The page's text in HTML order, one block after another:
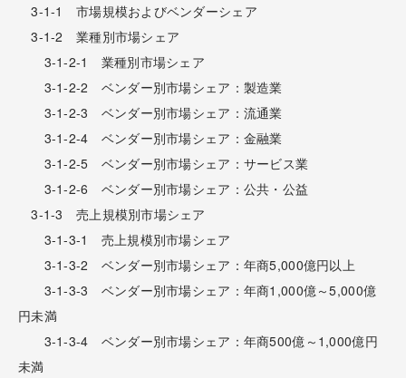
3-1-1 市場規模およびベンダーシェア
3-1-2 業種別市場シェア
3-1-2-1 業種別市場シェア
3-1-2-2 ベンダー別市場シェア：製造業
3-1-2-3 ベンダー別市場シェア：流通業
3-1-2-4 ベンダー別市場シェア：金融業
3-1-2-5 ベンダー別市場シェア：サービス業
3-1-2-6 ベンダー別市場シェア：公共・公益
3-1-3 売上規模別市場シェア
3-1-3-1 売上規模別市場シェア
3-1-3-2 ベンダー別市場シェア：年商5,000億円以上
3-1-3-3 ベンダー別市場シェア：年商1,000億～5,000億
円未満
3-1-3-4 ベンダー別市場シェア：年商500億～1,000億円
未満